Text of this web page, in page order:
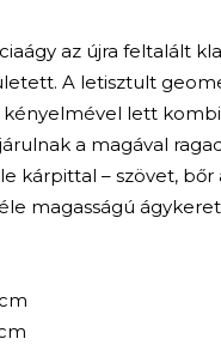
az újra feltalált
A letisztult
lett
a magával
kárpittal – szövet, bőr
magasságú